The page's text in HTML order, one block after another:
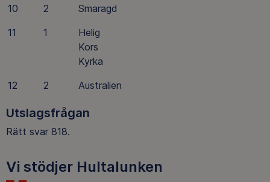
10
2
Smaragd
11
1
Helig
Kors
Kyrka
12
2 Australien
Utslagsfrågan
Rätt svar 818.
Vi stödjer Hultalunken